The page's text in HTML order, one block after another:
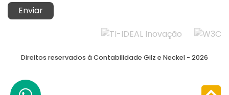
Enviar
Direitos reservados à Contabilidade Gilz e Neckel - 2026